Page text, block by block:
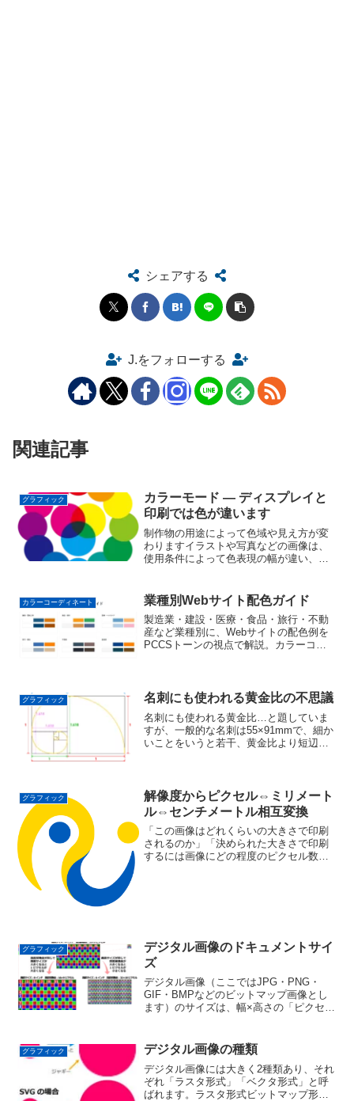
シェアする
J.をフォローする
関連記事
グラフィック
カラーモード ― ディスプレイと
印刷では色が違います
制作物の用途によって色域や見え方が変
わりますイラストや写真などの画像は、
使用条件によって色表現の幅が違い、見
ィスプレイ上でご使用になるのか、印刷
物にご使用になるのか…...
カラーコーディネート 業種別Webサイト配色ガイド
製造業・建設・医療・食品・旅行・不動
産など業種別に、Webサイトの配色例を
PCCSトーンの視点で解説。カラーコー
グラフィック 名刺にも使われる黄金比の不思議
名刺にも使われる黄金比…と題していま
すが、一般的な名刺は55×91mmで、細か
いことをいうと若干、黄金比より短辺が
ンチなど多くの芸術...
グラフィック
解像度からピクセル⇔ミリメート
ル⇔センチメートル相互変換
「この画像はどれくらいの大きさで印刷
されるのか」「決められた大きさで印刷
するには画像にどの程度のピクセル数が
グラフィック
デジタル画像のドキュメントサイ
ズ
デジタル画像（ここではJPG・PNG・
GIF・BMPなどのビットマップ画像とし
ます）のサイズは、幅×高さの「ピクセル
セル数」はその画像の大きさ（幅×高さ）
であり、「画像...
グラフィック デジタル画像の種類
デジタル画像には大きく2種類あり、それ
ぞれ「ラスタ形式」「ベクタ形式」と呼
ばれます。ラスタ形式ビットマップ形式